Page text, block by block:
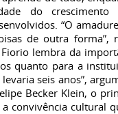
do crescimento
“O
de outra forma”,
lembra da
quanto para a
seis anos”,
Becker Klein, o
convivência cultural